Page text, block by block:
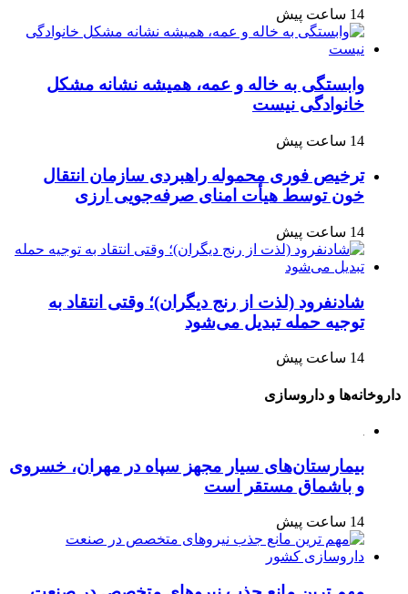
14 ساعت پیش
وابستگی به خاله و عمه، همیشه نشانه مشکل
خانوادگی نیست
14 ساعت پیش
ترخیص فوری محموله راهبردی سازمان انتقال
خون توسط هیأت امنای صرفه‌جویی ارزی
14 ساعت پیش
شادنفرود (لذت از رنج دیگران)؛ وقتی انتقاد به
توجیه حمله تبدیل می‌شود
14 ساعت پیش
داروخانه‌ها و داروسازی
بیمارستان‌های سیار مجهز سپاه در مهران، خسروی
و باشماق مستقر است
14 ساعت پیش